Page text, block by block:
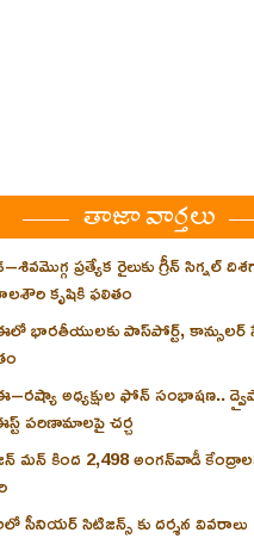
తాజా వార్తలు
ప్రత్యేక రైలుకు గ్రీన్ సిగ్నల్
కృషికి ఫలితం
భారతీయులకు పాస్‌పోర్ట్, కాన్సులర్
అధ్యక్షుల ఫోన్ సంభాషణ..
పరిణామాలపై చర్చ
మన్ కింద 2,498 అంగన్‌వాడీ
సీనియర్ సిటిజన్స్ కు దర్శన వివరాలు